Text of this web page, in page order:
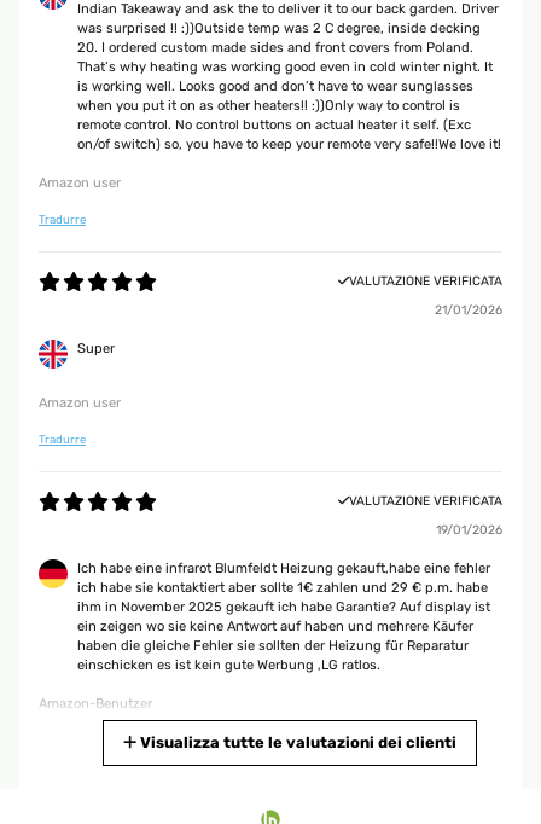
Indian Takeaway and ask the to deliver it to our back garden. Driver
was surprised !! :))Outside temp was 2 C degree, inside decking
20. I ordered custom made sides and front covers from Poland.
That’s why heating was working good even in cold winter night. It
is working well. Looks good and don’t have to wear sunglasses
when you put it on as other heaters!! :))Only way to control is
remote control. No control buttons on actual heater it self. (Exc
on/of switch) so, you have to keep your remote very safe!!We love it!
Amazon user
Tradurre
VALUTAZIONE VERIFICATA
21/01/2026
Super
Amazon user
Tradurre
VALUTAZIONE VERIFICATA
19/01/2026
Ich habe eine infrarot Blumfeldt Heizung gekauft,habe eine fehler
ich habe sie kontaktiert aber sollte 1€ zahlen und 29 € p.m. habe
ihm in November 2025 gekauft ich habe Garantie? Auf display ist
ein zeigen wo sie keine Antwort auf haben und mehrere Käufer
haben die gleiche Fehler sie sollten der Heizung für Reparatur
einschicken es ist kein gute Werbung ,LG ratlos.
Amazon-Benutzer
Visualizza tutte le valutazioni dei clienti